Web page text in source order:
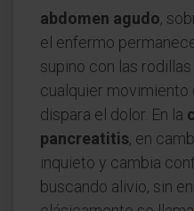
abdomen agudo,
el enfermo
supino con las
cualquier
dispara el dolor. En la
pancreatitis, en
inquieto y cambia
buscando alivio, sin